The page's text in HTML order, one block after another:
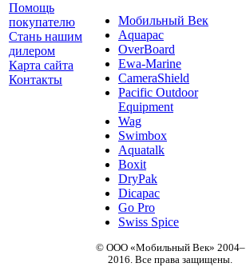
Помощь
покупателю
Стань нашим
дилером
Карта сайта
Контакты
Мобильный Век
Aquapac
OverBoard
Ewa-Marine
CameraShield
Pacific Outdoor
Equipment
Wag
Swimbox
Aquatalk
Boxit
DryPak
Dicapac
Go Pro
Swiss Spice
© ООО «Мобильный Век» 2004–
2016. Все права защищены.